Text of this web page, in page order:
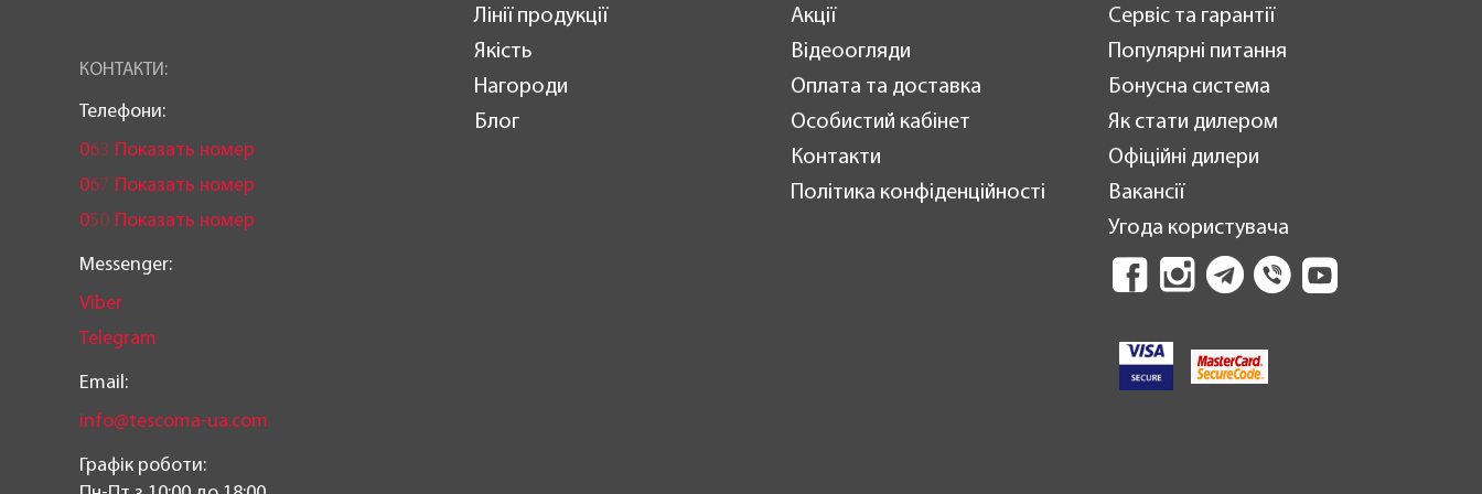
КОНТАКТИ:
Телефони:
063 Показать номер
067 Показать номер
050 Показать номер
Messenger:
Viber
Telegram
Email:
info@tescoma-ua.com
Графік роботи:
Лінії продукції
Якість
Нагороди
Блог
Акції
Відеоогляди
Оплата та доставка
Особистий кабінет
Контакти
Політика конфіденційності
Сервіс та гарантії
Популярні питання
Бонусна система
Як стати дилером
Офіційні дилери
Вакансії
Угода користувача